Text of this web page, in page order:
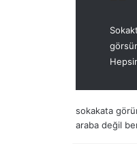
sokakata
araba değil